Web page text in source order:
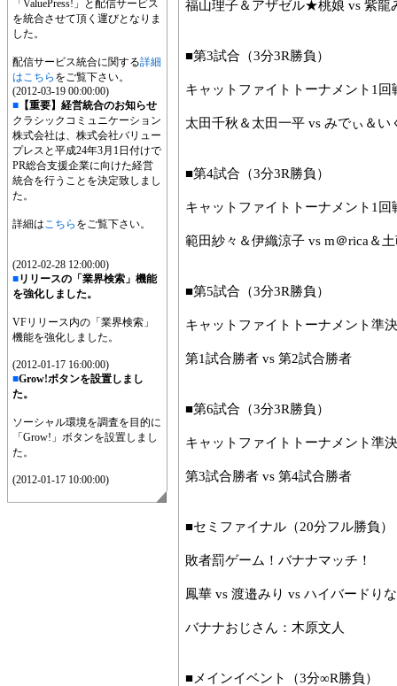
「ValuePress!」と配信サービス
を統合させて頂く運びとなりま
した。
配信サービス統合に関する詳細
はこちら をご覧下さい。
(2012-03-19 00:00:00)
■ 【重要】経営統合のお知らせ
クラシックコミュニケーション
株式会社は、株式会社バリュー
プレスと平成24年3月1日付けで
PR総合支援企業に向けた経営
統合を行うことを決定致しまし
た。
詳細はこちら をご覧下さい。
(2012-02-28 12:00:00)
■リリースの「業界検索」機能
を強化しました。
VFリリース内の「業界検索」
機能を強化しました。
(2012-01-17 16:00:00)
■Grow!ボタンを設置しまし
た。
ソーシャル環境を調査を目的に
「Grow!」ボタンを設置しまし
た。
(2012-01-17 10:00:00)
福山理子＆アザゼル★桃娘 vs 紫
■第3試合（3分3R勝負）
キャットファイトトーナメント1回
太田千秋＆太田一平 vs みでぃ＆い
■第4試合（3分3R勝負）
キャットファイトトーナメント1回
範田紗々＆伊織涼子 vs m＠rica＆
■第5試合（3分3R勝負）
キャットファイトトーナメント準
第1試合勝者 vs 第2試合勝者
■第6試合（3分3R勝負）
キャットファイトトーナメント準
第3試合勝者 vs 第4試合勝者
■セミファイナル（20分フル勝負）
敗者罰ゲーム！バナナマッチ！
鳳華 vs 渡邉みり vs ハイバードり
バナナおじさん：木原文人
■メインイベント（3分∞R勝負）